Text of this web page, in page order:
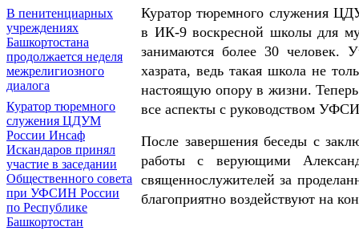
В пенитенциарных
учреждениях
Башкортостана
продолжается неделя
межрелигиозного
диалога
Куратор тюремного
служения ЦДУМ
России Инсаф
Искандаров принял
участие в заседании
Общественного совета
при УФСИН России
по Республике
Башкортостан
Куратор тюремного служения
в ИК-9 воскресной школы для
занимаются более 30 человек.
хазрата, ведь такая школа не
настоящую опору в жизни. Теперь
все аспекты с руководством
После завершения беседы с
работы с верующими
священнослужителей за
благоприятно воздействуют на